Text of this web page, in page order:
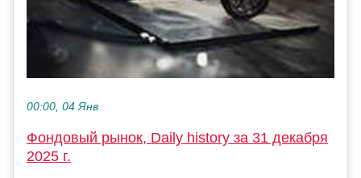
00:00, 04 Янв
Фондовый рынок, Daily history за 31 декабря
2025 г.